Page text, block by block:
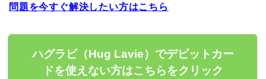
問題を今すぐ解決したい方はこちら
ハグラビ（Hug Lavie）でデビットカー
ドを使えない方はこちらをクリック